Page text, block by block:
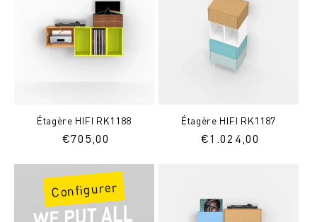
Étagère HIFI RK1188
Prix
€705,00
Étagère HIFI RK1187
Prix
€1.024,00
Configurer